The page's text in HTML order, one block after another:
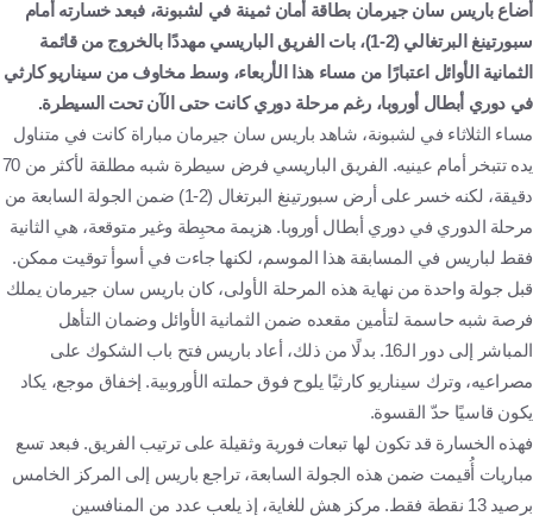
باريس سان جيرمان
دوري أبطال أوروبا البرتغال
فرنسا
كرة قدم
أضاع باريس سان جيرمان بطاقة أمان ثمينة في لشبونة، فبعد خسارته أمام
سبورتينغ البرتغالي (2-1)، بات الفريق الباريسي مهددًا بالخروج من قائمة
الثمانية الأوائل اعتبارًا من مساء هذا الأربعاء، وسط مخاوف من سيناريو كارثي
في دوري أبطال أوروبا، رغم مرحلة دوري كانت حتى الآن تحت السيطرة.
مساء الثلاثاء في لشبونة، شاهد باريس سان جيرمان مباراة كانت في متناول
يده تتبخر أمام عينيه. الفريق الباريسي فرض سيطرة شبه مطلقة لأكثر من 70
دقيقة، لكنه خسر على أرض سبورتينغ البرتغال (2-1) ضمن الجولة السابعة من
مرحلة الدوري في دوري أبطال أوروبا. هزيمة محبِطة وغير متوقعة، هي الثانية
فقط لباريس في المسابقة هذا الموسم، لكنها جاءت في أسوأ توقيت ممكن.
قبل جولة واحدة من نهاية هذه المرحلة الأولى، كان باريس سان جيرمان يملك
فرصة شبه حاسمة لتأمين مقعده ضمن الثمانية الأوائل وضمان التأهل
المباشر إلى دور الـ16. بدلًا من ذلك، أعاد باريس فتح باب الشكوك على
مصراعيه، وترك سيناريو كارثيًا يلوح فوق حملته الأوروبية. إخفاق موجع، يكاد
يكون قاسيًا حدّ القسوة.
فهذه الخسارة قد تكون لها تبعات فورية وثقيلة على ترتيب الفريق. فبعد تسع
مباريات أُقيمت ضمن هذه الجولة السابعة، تراجع باريس إلى المركز الخامس
برصيد 13 نقطة فقط. مركز هش للغاية، إذ يلعب عدد من المنافسين